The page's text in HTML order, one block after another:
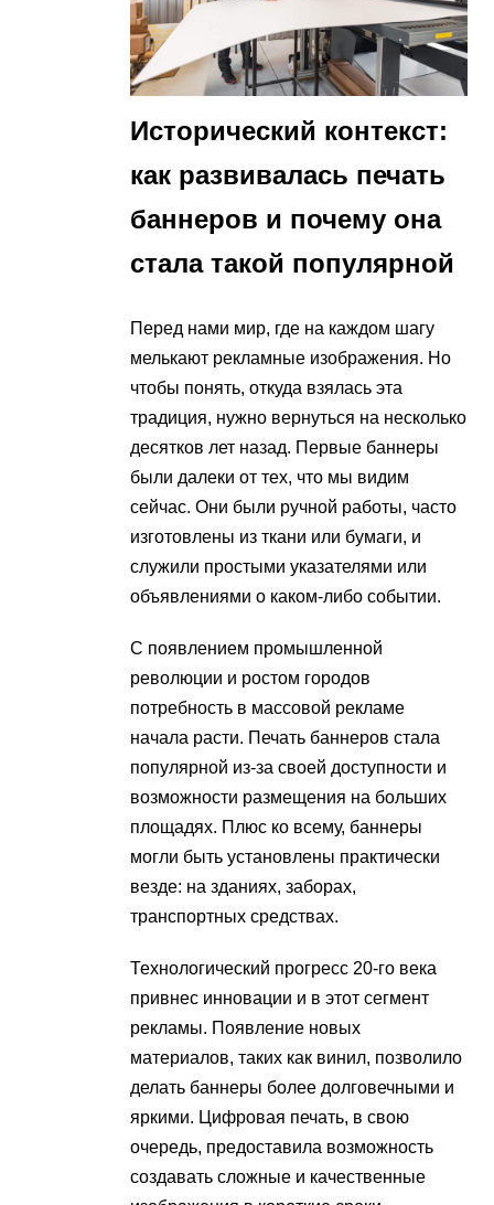
Исторический контекст:
как развивалась печать
баннеров и почему она
стала такой популярной
Перед нами мир, где на каждом шагу
мелькают рекламные изображения. Но
чтобы понять, откуда взялась эта
традиция, нужно вернуться на несколько
десятков лет назад. Первые баннеры
были далеки от тех, что мы видим
сейчас. Они были ручной работы, часто
изготовлены из ткани или бумаги, и
служили простыми указателями или
объявлениями о каком-либо событии.
С появлением промышленной
революции и ростом городов
потребность в массовой рекламе
начала расти. Печать баннеров стала
популярной из-за своей доступности и
возможности размещения на больших
площадях. Плюс ко всему, баннеры
могли быть установлены практически
везде: на зданиях, заборах,
транспортных средствах.
Технологический прогресс 20-го века
привнес инновации и в этот сегмент
рекламы. Появление новых
материалов, таких как винил, позволило
делать баннеры более долговечными и
яркими. Цифровая печать, в свою
очередь, предоставила возможность
создавать сложные и качественные